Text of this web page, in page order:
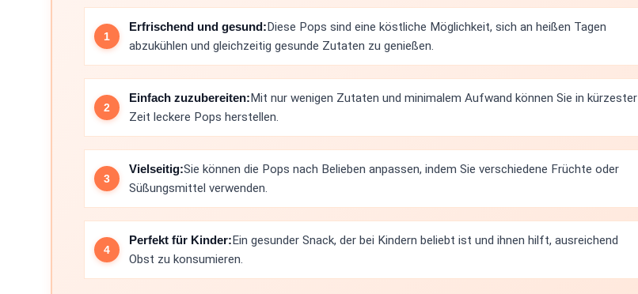
Erfrischend und gesund:Diese Pops sind eine köstliche Möglichkeit, sich an heißen Tagen
abzukühlen und gleichzeitig gesunde Zutaten zu genießen.
Einfach zuzubereiten:Mit nur wenigen Zutaten und minimalem Aufwand können Sie in kürzester
Zeit leckere Pops herstellen.
Vielseitig:Sie können die Pops nach Belieben anpassen, indem Sie verschiedene Früchte oder
Süßungsmittel verwenden.
Perfekt für Kinder:Ein gesunder Snack, der bei Kindern beliebt ist und ihnen hilft, ausreichend
Obst zu konsumieren.